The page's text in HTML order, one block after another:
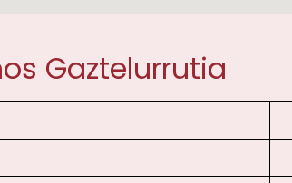
Gaztelurrutia